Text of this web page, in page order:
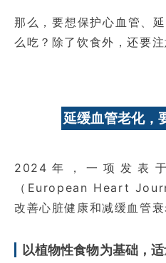
那么，要想保护心血管、
么吃？除了饮食外，还要注
延缓血管老化，
2024年，一项发表
（European Heart
改善心脏健康和减缓血管衰
以植物性食物为基础，